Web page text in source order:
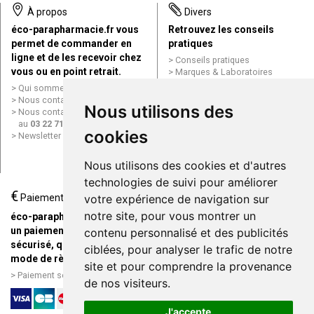
Nous utilisons des
cookies
Nous utilisons des cookies et d'autres
technologies de suivi pour améliorer
votre expérience de navigation sur
notre site, pour vous montrer un
contenu personnalisé et des publicités
ciblées, pour analyser le trafic de notre
site et pour comprendre la provenance
de nos visiteurs.
J'accepte
À propos
éco-parapharmacie.fr vous
permet de commander en
ligne et de les recevoir chez
vous ou en point retrait.
Qui sommes nous ?
Nous contacter par e-mail
Nous contacter par téléphone
au 03 22 71 64 10
Newsletter
Divers
Retrouvez les conseils
pratiques
Conseils pratiques
Marques & Laboratoires
Mentions légales
Données personnelles
ligne
€ Paiement
éco-parapharmacie.fr offre
un paiement entièrement
sécurisé, quel que soit le
mode de règlement
Paiement sécurisé et simple
Livraison / Point retrait
Commandez en ligne et
recevez votre commande
rapidement chez vous ou en
point retrait
Livraison chez vous ou en